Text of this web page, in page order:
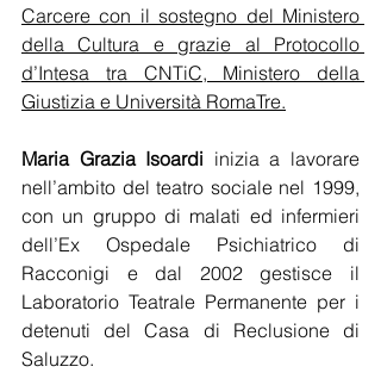
Carcere con il sostegno del Ministero
della Cultura e grazie al Protocollo
d’Intesa tra CNTiC, Ministero della
Giustizia e Università RomaTre.
Maria Grazia Isoardi inizia a lavorare
nell’ambito del teatro sociale nel 1999,
con un gruppo di malati ed infermieri
dell’Ex Ospedale Psichiatrico di
Racconigi e dal 2002 gestisce il
Laboratorio Teatrale Permanente per i
detenuti del Casa di Reclusione di
Saluzzo.